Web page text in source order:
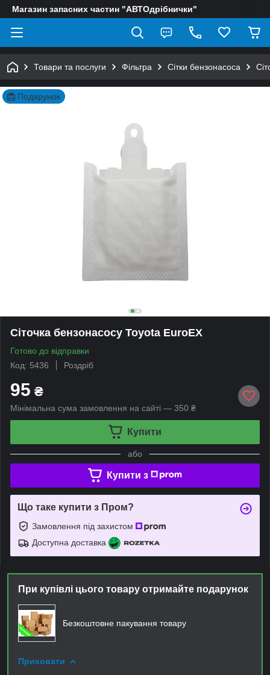
Магазин запасних частин "АВТОдрібнички"
Товари та послуги Фільтра Сітки бензонасоса
Подарунок
Сіточка бензонасосу Toyota EuroEX
Готово до відправки
Код: 5436
Роздріб
95 ₴
Мінімальна сума замовлення на сайті — 350 ₴
Купити
або
Купити з
Що таке купити з Пром?
Замовлення під захистом
Доступна доставка
При купівлі цього товару отримайте подарунок
Безкоштовне пакування товару
Приховати